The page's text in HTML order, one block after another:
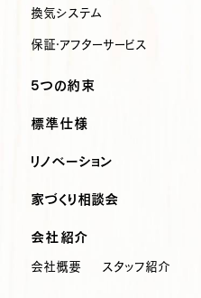
換気システム
保証・アフターサービス
5つの約束
標準仕様
リノベーション
家づくり相談会
会社紹介
会社概要 スタッフ紹介